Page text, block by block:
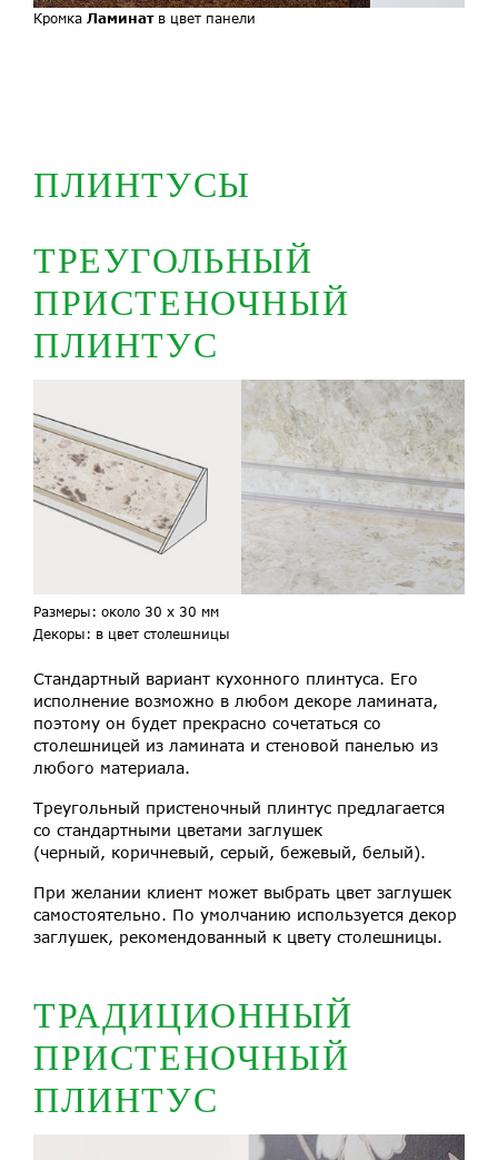
Кромка Ламинатв цвет панели
ПЛИНТУСЫ
ТРЕУГОЛЬНЫЙ
ПРИСТЕНОЧНЫЙ
ПЛИНТУС
Размеры: около 30 х 30 мм
Декоры: в цвет столешницы
Стандартный вариант кухонного плинтуса. Его
исполнение возможно в любом декоре ламината,
поэтому он будет прекрасно сочетаться со
столешницей из ламината и стеновой панелью из
любого материала.
Треугольный пристеночный плинтус предлагается
со стандартными цветами заглушек
(черный, коричневый, серый, бежевый, белый).
При желании клиент может выбрать цвет заглушек
самостоятельно. По умолчанию используется декор
заглушек, рекомендованный к цвету столешницы.
ТРАДИЦИОННЫЙ
ПРИСТЕНОЧНЫЙ
ПЛИНТУС